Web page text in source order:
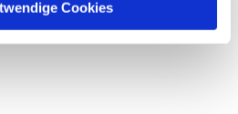
Cookies